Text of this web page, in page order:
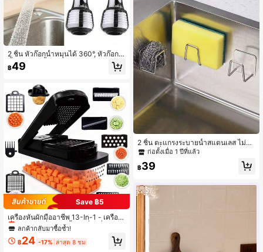
2 ชิ้น หัวก๊อกน้ำหมุนได้ 360°, หัวก๊อก
น้ำประหยัดน้ำแรงดันสูงสองโหมด, หัว
ฉีดก๊อกน้ำพลาสติกกันน้ำกระเซ็น, ไม่ต้อ
฿49
Save ฿5
เครื่องหั่นผักมืออาชีพ 13-In-1 - เครื่อง
หั่นผักและเครื่องบดเนื้อ, เครื่องหั่นอาหา
รพร้อมภาชนะ, เครื่องหั่นผลไม้, อุปกรณ์
และอุปกรณ์เสริมครัว, ชุดเครื่องมือครัว
ลูกค้ากลับมาซื้อซ้ำ!
เหลือแค่10ชิ้น
ลูกค้ากลับมาซื้อซ้ำ!
เหลือแค่10ชิ้น
ลูกค้ากลับมาซื้อซ้ำ!
เหลือแค่10ชิ้น
ลูกค้ากลับมาซื้อซ้ำ!
฿24 -17% ล่าสุด 8 ชม
2 ชิ้น ตะแกรงระบายน้ำสแตนเลส ไม่ต้อ
งเจาะ ที่จัดระเบียบอ่างล้างจาน ติดผนัง
เรียน
ก่อตั้งเมื่อ 1 ปีที่แล้ว
฿39